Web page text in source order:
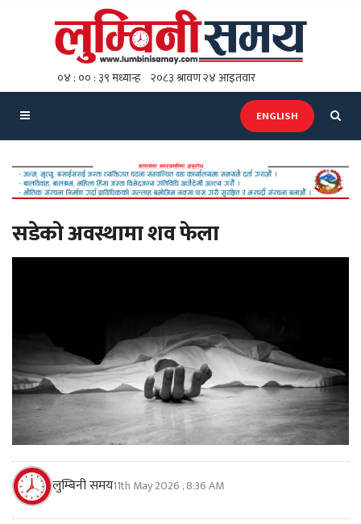
ENGLISH
सडेको अवस्थामा शव फेला
लुम्बिनी समय11th May 2026 , 8:36 AM